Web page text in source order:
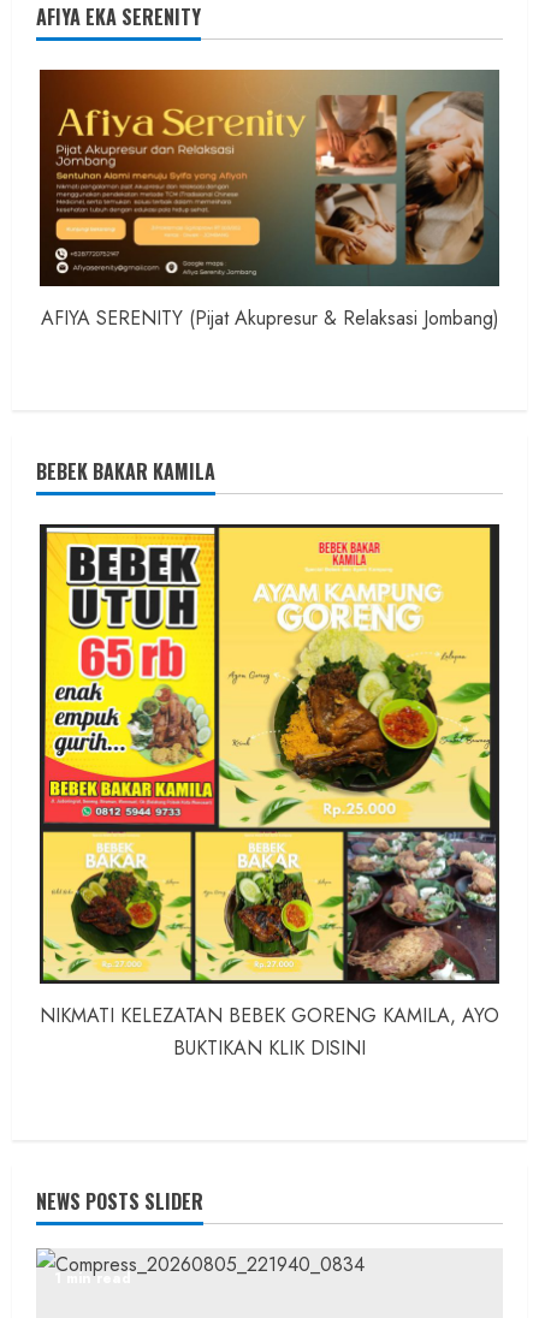
AFIYA EKA SERENITY
AFIYA SERENITY (Pijat Akupresur & Relaksasi Jombang)
BEBEK BAKAR KAMILA
NIKMATI KELEZATAN BEBEK GORENG KAMILA, AYO
BUKTIKAN KLIK DISINI
NEWS POSTS SLIDER
1 min read